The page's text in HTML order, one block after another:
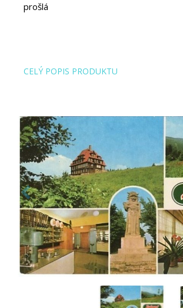
prošlá
CELÝ POPIS PRODUKTU